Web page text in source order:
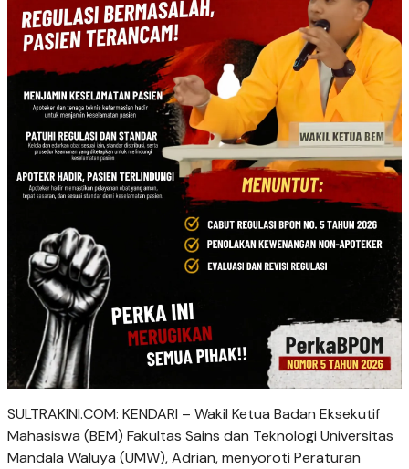
SULTRAKINI.COM: KENDARI – Wakil Ketua Badan Eksekutif
Mahasiswa (BEM) Fakultas Sains dan Teknologi Universitas
Mandala Waluya (UMW), Adrian, menyoroti Peraturan